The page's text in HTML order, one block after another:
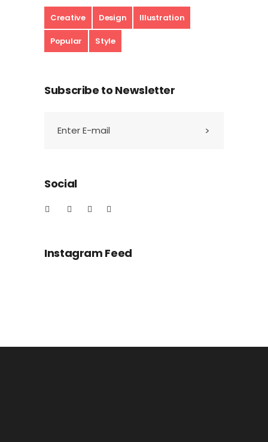
Creative Design Illustration
Popular Style
Subscribe to Newsletter
Social
Instagram Feed